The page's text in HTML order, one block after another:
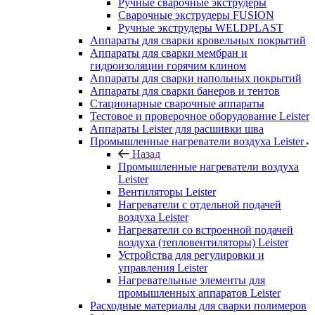
Ручные сварочные экструдеры
Сварочные экструдеры FUSION
Ручные экструдеры WELDPLAST
Аппараты для сварки кровельных покрытий
Аппараты для сварки мембран и
гидроизоляции горячим клином
Аппараты для сварки напольных покрытий
Аппараты для сварки банеров и тентов
Стационарные сварочные аппараты
Тестовое и проверочное оборудование Leister
Аппараты Leister для расшивки шва
Промышленные нагреватели воздуха Leister
Назад
Промышленные нагреватели воздуха
Leister
Вентиляторы Leister
Нагреватели с отдельной подачей
воздуха Leister
Нагреватели со встроенной подачей
воздуха (тепловентиляторы) Leister
Устройства для регулировки и
управления Leister
Нагревательные элементы для
промышленных аппаратов Leister
Расходные материалы для сварки полимеров